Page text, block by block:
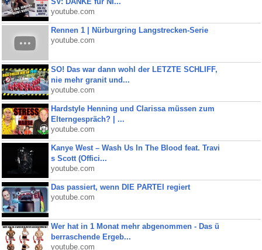
youtube.com
Rennen 1 | Nürburgring Langstrecken-Serie
youtube.com
SO! Das war dann wohl der LETZTE SCHLIFF,
nie mehr granit und...
youtube.com
Hardstyle Henning und Clarissa müssen zum
Elterngespräch? | ...
youtube.com
Kanye West – Wash Us In The Blood feat. Travi
s Scott (Offici...
youtube.com
Das passiert, wenn DIE PARTEI regiert
youtube.com
Wer hat in 1 Monat mehr abgenommen - Das ü
berraschende Ergeb...
youtube.com